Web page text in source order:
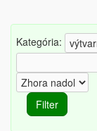
Kategória: